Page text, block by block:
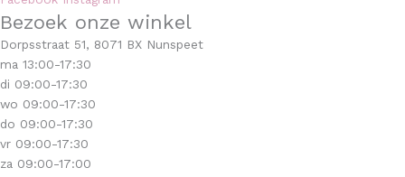
Bezoek onze winkel
Dorpsstraat 51, 8071 BX Nunspeet
ma 13:00-17:30
di 09:00-17:30
wo 09:00-17:30
do 09:00-17:30
vr 09:00-17:30
za 09:00-17:00